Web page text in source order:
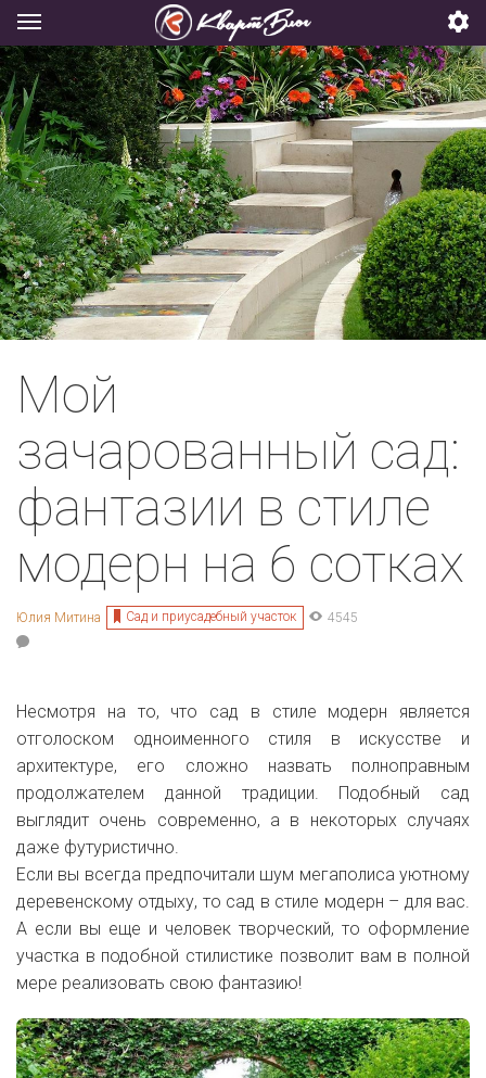
Мой
зачарованный сад:
фантазии в стиле
модерн на 6 сотках
Юлия Митина Сад и приусадебный участок 4545
Несмотря на то, что сад в стиле модерн является
отголоском одноименного стиля в искусстве и
архитектуре, его сложно назвать полноправным
продолжателем данной традиции. Подобный сад
выглядит очень современно, а в некоторых случаях
даже футуристично.
Если вы всегда предпочитали шум мегаполиса уютному
деревенскому отдыху, то сад в стиле модерн – для вас.
А если вы еще и человек творческий, то оформление
участка в подобной стилистике позволит вам в полной
мере реализовать свою фантазию!